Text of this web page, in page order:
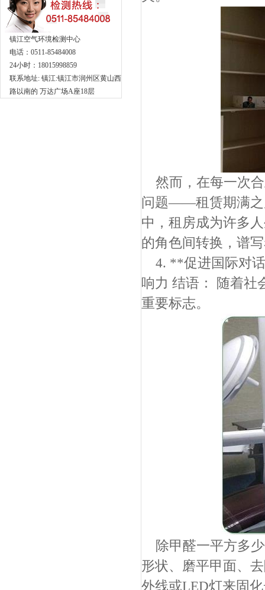
镇江空气环境检测中心
电话：0511-85484008
24小时：18015998859
联系地址: 镇江:镇江市润州区黄山西
路以南的 万达广场A座18层
然而，在每一次
问题——租赁期满之
中，租房成为许多
的角色间转换，谱
4. **促进国际对
响力 结语： 随着社
重要标志。
除甲醛一平方多
形状、磨平甲面、
外线或LED灯来固